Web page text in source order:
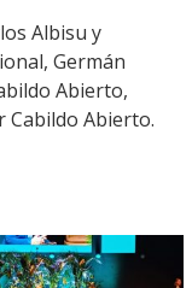
Albisu y
Germán
Abierto,
Cabildo Abierto.